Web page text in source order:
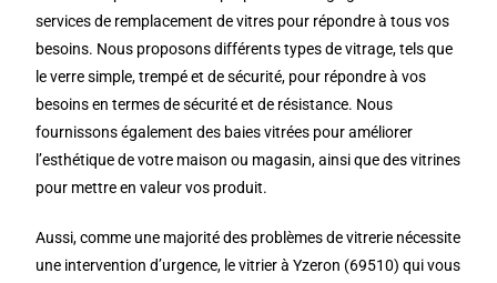
services de remplacement de vitres pour répondre à tous vos
besoins. Nous proposons différents types de vitrage, tels que
le verre simple, trempé et de sécurité, pour répondre à vos
besoins en termes de sécurité et de résistance. Nous
fournissons également des baies vitrées pour améliorer
l’esthétique de votre maison ou magasin, ainsi que des vitrines
pour mettre en valeur vos produit.
Aussi, comme une majorité des problèmes de vitrerie nécessite
une intervention d’urgence, le vitrier à Yzeron (69510) qui vous